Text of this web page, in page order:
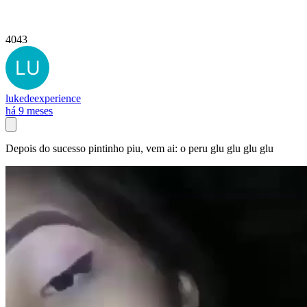
4043
lukedeexperience
há 9 meses
Depois do sucesso pintinho piu, vem ai: o peru glu glu glu glu